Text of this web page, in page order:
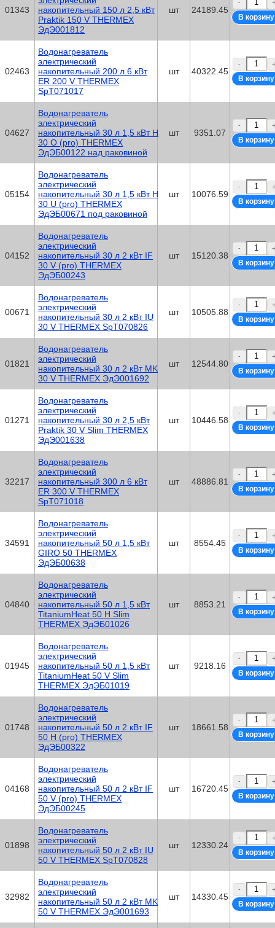
01343
накопительный 150 л 2,5 кВт
Praktik 150 V THERMEX
ЭдЭ001812
шт 24189.45
- +
02463
Водонагреватель
электрический
накопительный 200 л 6 кВт
ER 200 V THERMEX
SpT071017
шт 40322.45
- +
04627
Водонагреватель
электрический
накопительный 30 л 1,5 кВт H
30 O (pro) THERMEX
ЭдЭБ00122 над раковиной
шт 9351.07
- +
05154
Водонагреватель
электрический
накопительный 30 л 1,5 кВт H
30 U (pro) THERMEX
ЭдЭБ00671 под раковиной
шт 10076.59
- +
04152
Водонагреватель
электрический
накопительный 30 л 2 кВт IF
30 V (pro) THERMEX
ЭдЭБ00243
шт 15120.38
- +
00671
Водонагреватель
электрический
накопительный 30 л 2 кВт IU
30 V THERMEX SpT070826
шт 10505.88
- +
01821
Водонагреватель
электрический
накопительный 30 л 2 кВт MK
30 V THERMEX ЭдЭ001692
шт 12544.80
- +
01271
Водонагреватель
электрический
накопительный 30 л 2,5 кВт
Praktik 30 V Slim THERMEX
ЭдЭ001638
шт 10446.58
- +
32217
Водонагреватель
электрический
накопительный 300 л 6 кВт
ER 300 V THERMEX
SpT071018
шт 48886.81
- +
34591
Водонагреватель
электрический
накопительный 50 л 1,5 кВт
GIRO 50 THERMEX
ЭдЭБ00638
шт 8554.45
- +
04840
Водонагреватель
электрический
накопительный 50 л 1,5 кВт
TitaniumHeat 50 H Slim
THERMEX ЭдЭБ01026
шт 8853.21
- +
01945
Водонагреватель
электрический
накопительный 50 л 1,5 кВт
TitaniumHeat 50 V Slim
THERMEX ЭдЭБ01019
шт 9218.16
- +
01748
Водонагреватель
электрический
накопительный 50 л 2 кВт IF
50 H (pro) THERMEX
ЭдЭБ00322
шт 18661.58
- +
04168
Водонагреватель
электрический
накопительный 50 л 2 кВт IF
50 V (pro) THERMEX
ЭдЭБ00245
шт 16720.45
- +
01898
Водонагреватель
электрический
накопительный 50 л 2 кВт IU
50 V THERMEX SpT070828
шт 12330.24
- +
32982
Водонагреватель
электрический
накопительный 50 л 2 кВт MK
50 V THERMEX ЭдЭ001693
шт 14330.45
- +